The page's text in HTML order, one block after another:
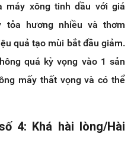
máy xông tinh dầu với giá
tỏa hương nhiều và thơm
quả tạo mùi bắt đầu giảm.
quá kỳ vọng vào 1 sản
mấy thất vọng và có thể
4: Khá hài lòng/Hài